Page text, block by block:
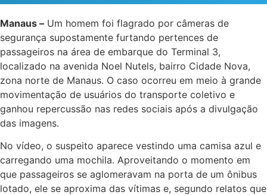
Manaus – Um homem foi flagrado por câmeras de
segurança supostamente furtando pertences de
passageiros na área de embarque do Terminal 3,
localizado na avenida Noel Nutels, bairro Cidade Nova,
zona norte de Manaus. O caso ocorreu em meio à grande
movimentação de usuários do transporte coletivo e
ganhou repercussão nas redes sociais após a divulgação
das imagens.
No vídeo, o suspeito aparece vestindo uma camisa azul e
carregando uma mochila. Aproveitando o momento em
que passageiros se aglomeravam na porta de um ônibus
lotado, ele se aproxima das vítimas e, segundo relatos que